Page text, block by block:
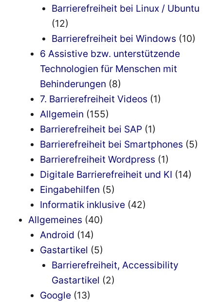
Barrierefreiheit bei Linux / Ubuntu
(12)
Barrierefreiheit bei Windows (10)
6 Assistive bzw. unterstützende
Technologien für Menschen mit
Behinderungen (8)
7. Barrierefreiheit Videos (1)
Allgemein (155)
Barrierefreiheit bei SAP (1)
Barrierefreiheit bei Smartphones (5)
Barrierefreiheit Wordpress (1)
Digitale Barrierefreiheit und KI (14)
Eingabehilfen (5)
Informatik inklusive (42)
Allgemeines (40)
Android (14)
Gastartikel (5)
Barrierefreiheit, Accessibility
Gastartikel (2)
Google (13)